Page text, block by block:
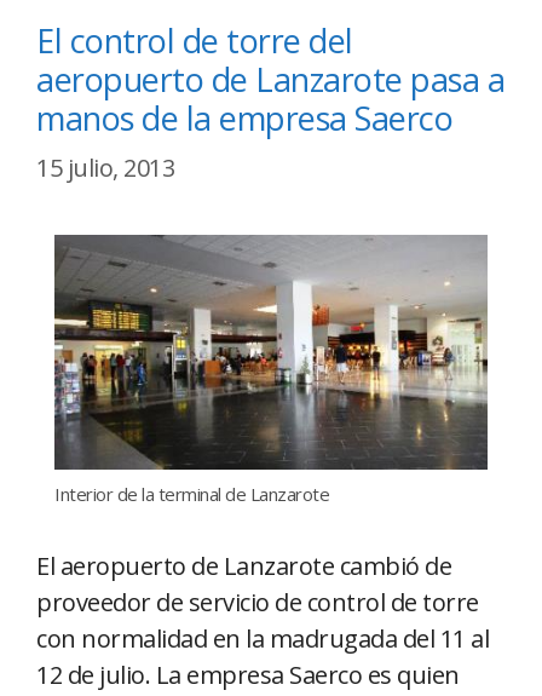
El control de torre del
aeropuerto de Lanzarote pasa a
manos de la empresa Saerco
15 julio, 2013
Interior de la terminal de Lanzarote
El aeropuerto de Lanzarote cambió de
proveedor de servicio de control de torre
con normalidad en la madrugada del 11 al
12 de julio. La empresa Saerco es quien